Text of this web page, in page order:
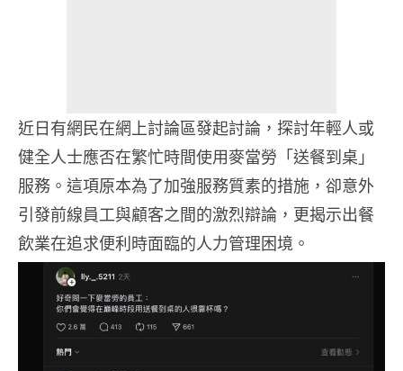
近日有網民在網上討論區發起討論，探討年輕人或
健全人士應否在繁忙時間使用麥當勞「送餐到桌」
服務。這項原本為了加強服務質素的措施，卻意外
引發前線員工與顧客之間的激烈辯論，更揭示出餐
飲業在追求便利時面臨的人力管理困境。